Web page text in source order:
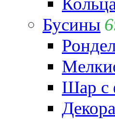
Бусины
Шар с